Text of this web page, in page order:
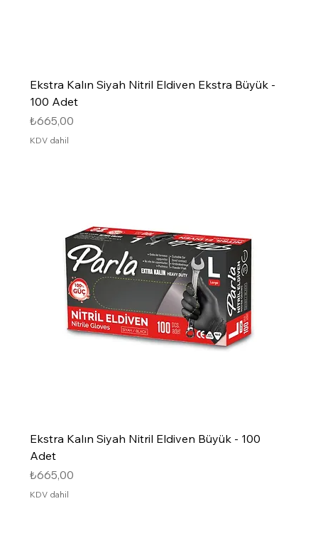
Ekstra Kalın Siyah Nitril Eldiven Ekstra Büyük -
100 Adet
Fiyat
₺665,00
KDV dahil
Ekstra Kalın Siyah Nitril Eldiven Büyük - 100
Adet
Fiyat
₺665,00
KDV dahil